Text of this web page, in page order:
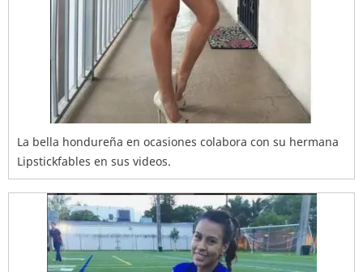
La bella hondureña en ocasiones colabora con su hermana
Lipstickfables en sus videos.